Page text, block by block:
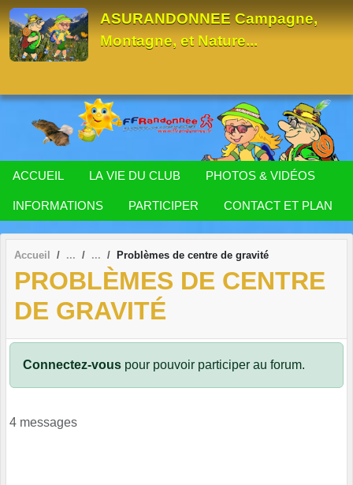
ASURANDONNEE Campagne,
Montagne, et Nature...
ACCUEIL LA VIE DU CLUB PHOTOS & VIDÉOS
INFORMATIONS PARTICIPER CONTACT ET PLAN
Accueil Problèmes de centre de gravité
PROBLÈMES DE CENTRE
DE GRAVITÉ
Connectez-vous pour pouvoir participer au forum.
4 messages
Panneau de gestion des cookies